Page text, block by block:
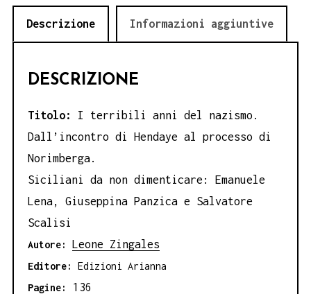
nazismo,
Zingales
Descrizione Informazioni aggiuntive
DESCRIZIONE
Titolo: I terribili anni del nazismo.
Dall’incontro di Hendaye al processo di
Norimberga.
Siciliani da non dimenticare: Emanuele
Lena, Giuseppina Panzica e Salvatore
Scalisi
Autore: Leone Zingales
Editore: Edizioni Arianna
Pagine:
136